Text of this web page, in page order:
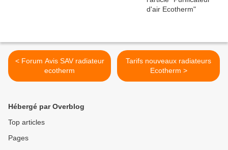
< Forum Avis SAV radiateur
ecotherm
Tarifs nouveaux radiateurs
Ecotherm >
Hébergé par Overblog
Top articles
Pages